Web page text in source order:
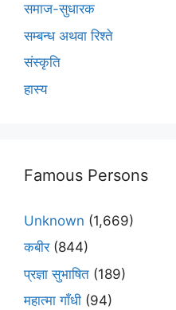
समाज-सुधारक
सम्बन्ध अथवा रिश्ते
संस्कृति
हास्य
Famous Persons
Unknown (1,669)
कबीर(844)
प्रज्ञा सुभाषित (189)
महात्मा गाँधी (94)